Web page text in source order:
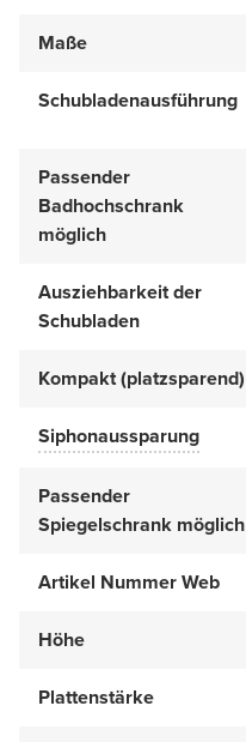
Maße
Schubladenausführung
Passender
Badhochschrank
möglich
Ausziehbarkeit der
Schubladen
Kompakt (platzsparend)
Siphonaussparung
Passender
Spiegelschrank möglich
Artikel Nummer Web
Höhe
Plattenstärke